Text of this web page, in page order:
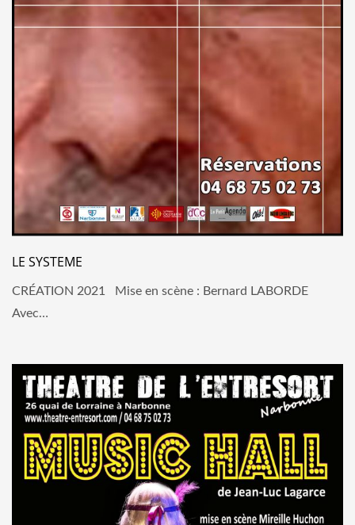
LE SYSTEME
CRÉATION 2021 Mise en scène : Bernard LABORDE
Avec…